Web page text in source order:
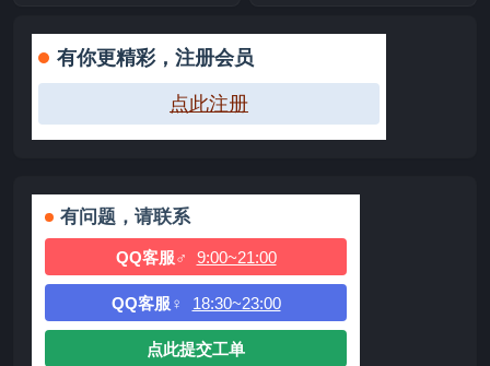
有你更精彩，注册会员
点此注册
有问题，请联系
QQ客服♂ 9:00~21:00
QQ客服♀ 18:30~23:00
点此提交工单